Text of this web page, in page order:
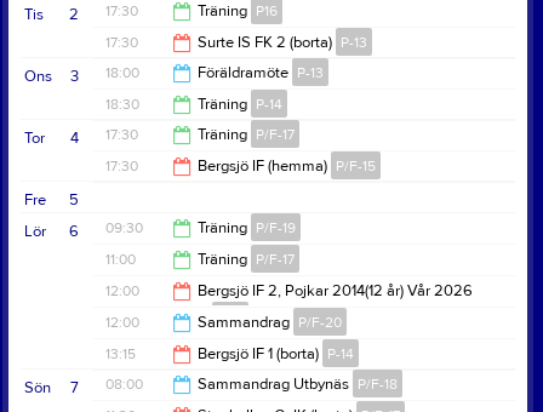
20:30
2
Tis 17:30 Träning P16
18:30
17:30 Surte IS FK 2 (borta) P-13
19:30
3
Ons 18:00 Föräldramöte P-13
19:00
18:30 Träning P-14
20:00
4
Tor 17:30 Träning P/F-17
17:30 Bergsjö IF (hemma) P/F-15
18:30
5
Fre
6
Lör 09:30 Träning P/F-19
10:30
11:00 Träning P/F-17
12:30
12:00
Bergsjö IF 2, Pojkar 2014(12 år) Vår 2026
(borta) P-14
13:30
12:00 Sammandrag P/F-20
15:00
13:15 Bergsjö IF 1 (borta) P-14
7
Sön 08:00 Sammandrag Utbynäs P/F-18